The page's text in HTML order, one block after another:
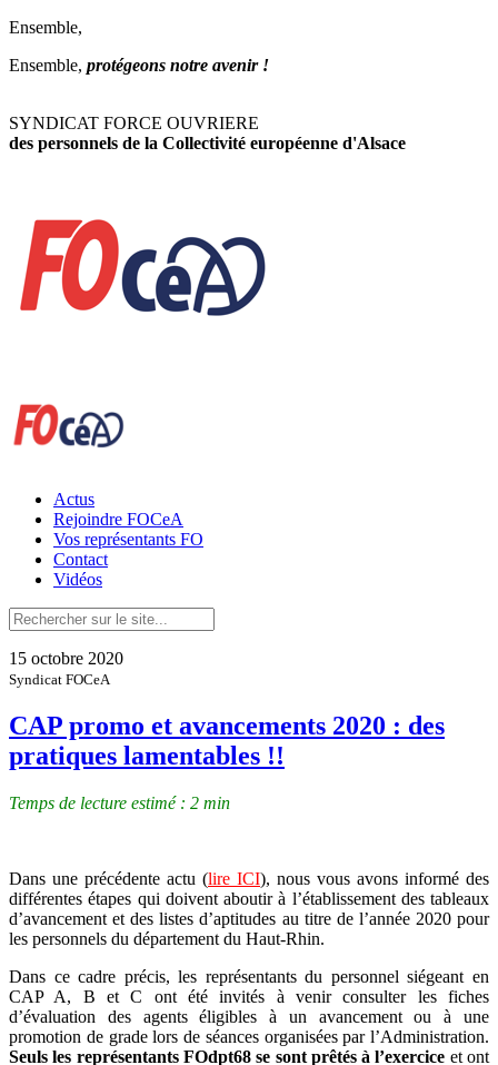
Ensemble,
Ensemble, protégeons notre avenir !
SYNDICAT FORCE OUVRIERE
des personnels de la Collectivité européenne d'Alsace
Actus
Rejoindre FOCeA
Vos représentants FO
Contact
Vidéos
15 octobre 2020
Syndicat FOCeA
CAP promo et avancements 2020 : des
pratiques lamentables !!
Temps de lecture estimé : 2 min
Dans une précédente actu (lire ICI), nous vous avons informé des
différentes étapes qui doivent aboutir à l’établissement des tableaux
d’avancement et des listes d’aptitudes au titre de l’année 2020 pour
les personnels du département du Haut-Rhin.
Dans ce cadre précis, les représentants du personnel siégeant en
CAP A, B et C ont été invités à venir consulter les fiches
d’évaluation des agents éligibles à un avancement ou à une
promotion de grade lors de séances organisées par l’Administration.
Seuls les représentants FOdpt68 se sont prêtés à l’exercice et ont